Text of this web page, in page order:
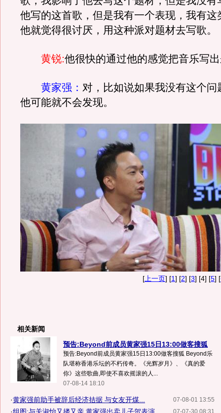
他写的这首歌，但是我有一个表现，我有这
他就觉得很讨厌，用这种派对题材去写歌。
黄锐:他很快的通过他的感觉把音乐写
黄家强： 对，比如说如果我没有这个问
他可能就不会发现。
[ 上一页] [1] [2] [3] [4] [5] [
相关新闻
预告:Beyond前成员黄家强15日13:00做客搜狐
预告:Beyond前成员黄家强15日13:00做客搜狐 Beyond乐
队堪称香港乐坛的不朽传奇。《光辉岁月》、《真的爱
你》这些歌曲,即使不喜欢摇滚的人...
07-08-14 18:10
07-08-01 13:55
·黄家强前助手被辞后经济拮据 与女友开煤...
07-07-30 08:31